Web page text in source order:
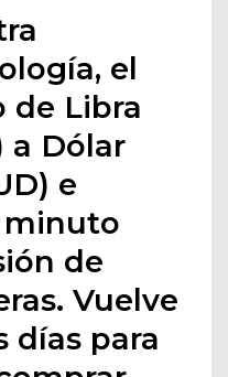
el
de Libra
a Dólar
e
minuto
de
Vuelve
días para